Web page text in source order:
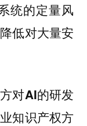
统的定量风
低对大量安
对AI的研发
知识产权方